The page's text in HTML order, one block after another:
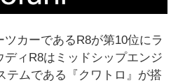
カーであるR8が第10位にラ
ィR8はミッドシップエンジ
テムである『クワトロ』が搭